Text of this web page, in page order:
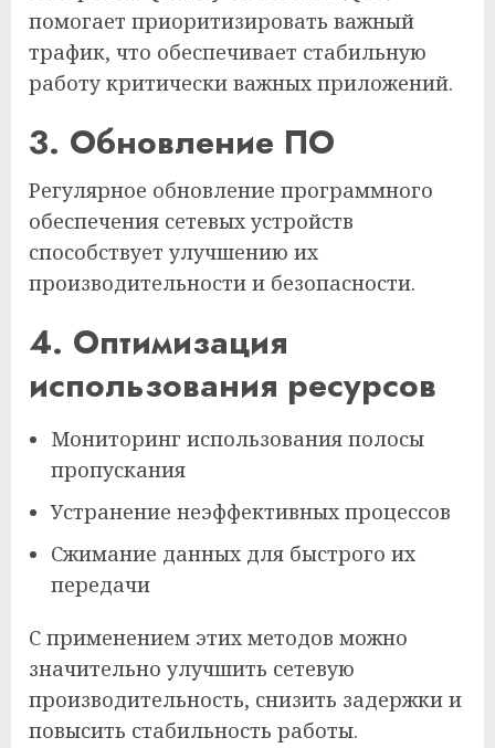
помогает приоритизировать важный
трафик, что обеспечивает стабильную
работу критически важных приложений.
3. Обновление ПО
Регулярное обновление программного
обеспечения сетевых устройств
способствует улучшению их
производительности и безопасности.
4. Оптимизация
использования ресурсов
Мониторинг использования полосы
пропускания
Устранение неэффективных процессов
Сжимание данных для быстрого их
передачи
С применением этих методов можно
значительно улучшить сетевую
производительность, снизить задержки и
повысить стабильность работы.